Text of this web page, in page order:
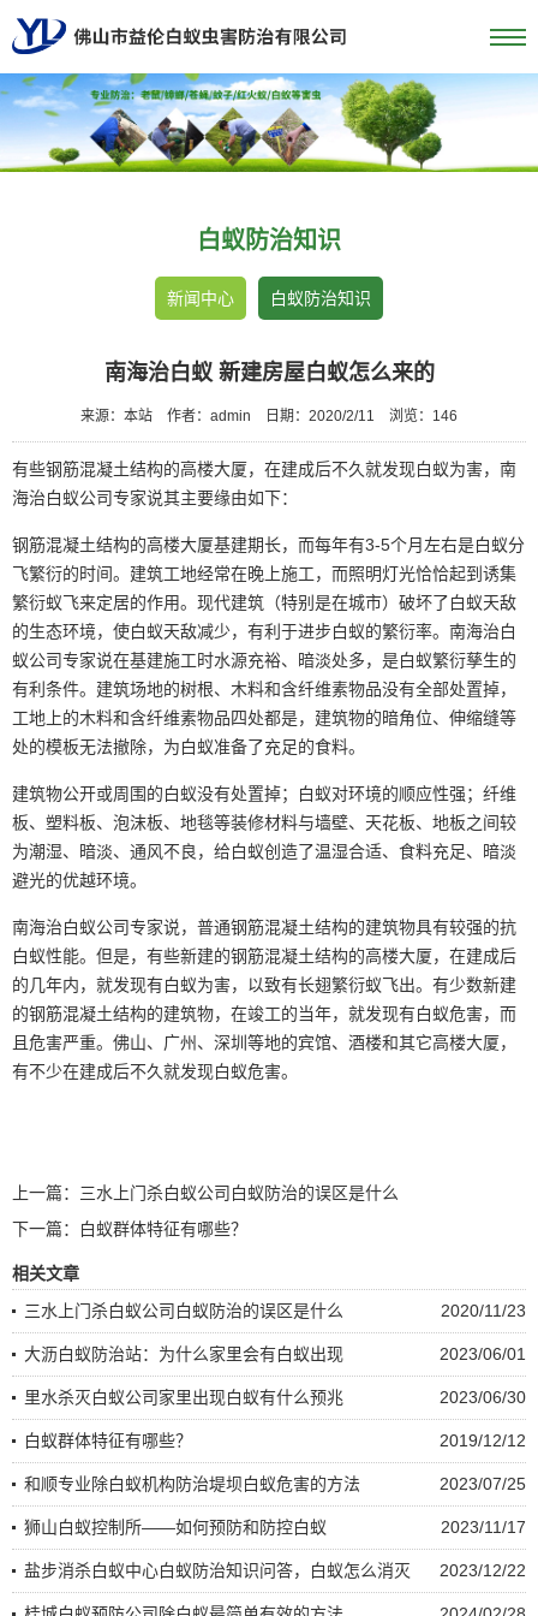
白蚁防治知识
新闻中心 白蚁防治知识
南海治白蚁 新建房屋白蚁怎么来的
来源：本站 作者：admin 日期：2020/2/11 浏览： 146
有些钢筋混凝土结构的高楼大厦，在建成后不久就发现白蚁为害， 南
海治白蚁公司专家说其主要缘由如下：
钢筋混凝土结构的高楼大厦基建期长，而每年有3-5个月左右是白蚁分
飞繁衍的时间。建筑工地经常在晚上施工，而照明灯光恰恰起到诱集
繁衍蚁飞来定居的作用。现代建筑（特别是在城市）破坏了白蚁天敌
的生态环境，使白蚁天敌减少，有利于进步白蚁的繁衍率。南海治白
蚁公司专家说在基建施工时水源充裕、暗淡处多，是白蚁繁衍孳生的
有利条件。建筑场地的树根、木料和含纤维素物品没有全部处置掉，
工地上的木料和含纤维素物品四处都是，建筑物的暗角位、伸缩缝等
处的模板无法撤除，为白蚁准备了充足的食料。
建筑物公开或周围的白蚁没有处置掉；白蚁对环境的顺应性强；纤维
板、塑料板、泡沫板、地毯等装修材料与墙壁、天花板、地板之间较
为潮湿、暗淡、通风不良，给白蚁创造了温湿合适、食料充足、暗淡
避光的优越环境。
南海治白蚁公司专家说，普通钢筋混凝土结构的建筑物具有较强的抗
白蚁性能。但是，有些新建的钢筋混凝土结构的高楼大厦，在建成后
的几年内，就发现有白蚁为害，以致有长翅繁衍蚁飞出。有少数新建
的钢筋混凝土结构的建筑物，在竣工的当年，就发现有白蚁危害，而
且危害严重。佛山、广州、深圳等地的宾馆、酒楼和其它高楼大厦，
有不少在建成后不久就发现白蚁危害。
上一篇： 三水上门杀白蚁公司白蚁防治的误区是什么
下一篇：
白蚁群体特征有哪些？
相关文章
2020/11/23
三水上门杀白蚁公司白蚁防治的误区是什么
2023/06/01
大沥白蚁防治站：为什么家里会有白蚁出现
2023/06/30
里水杀灭白蚁公司家里出现白蚁有什么预兆
2019/12/12
白蚁群体特征有哪些？
2023/07/25
和顺专业除白蚁机构防治堤坝白蚁危害的方法
2023/11/17
狮山白蚁控制所——如何预防和防控白蚁
2023/12/22
盐步消杀白蚁中心白蚁防治知识问答，白蚁怎么消灭